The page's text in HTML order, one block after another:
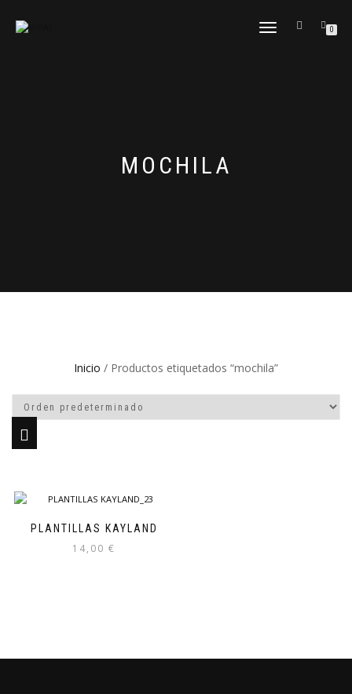
CAMBIAR
0
MOCHILA
Inicio / Productos etiquetados “mochila”
PLANTILLAS KAYLAND
14,00 €